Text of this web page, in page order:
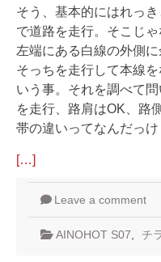
そう、基本的にはれっ
で道路を走行。そこじ
左端にある白線の外側
そっちを走行して本線
いう事。それを調べて
を走行、路肩はOK、路
帯の違いってなんだっけ
[…]
Leave a comment
AINOHOT S07, チ